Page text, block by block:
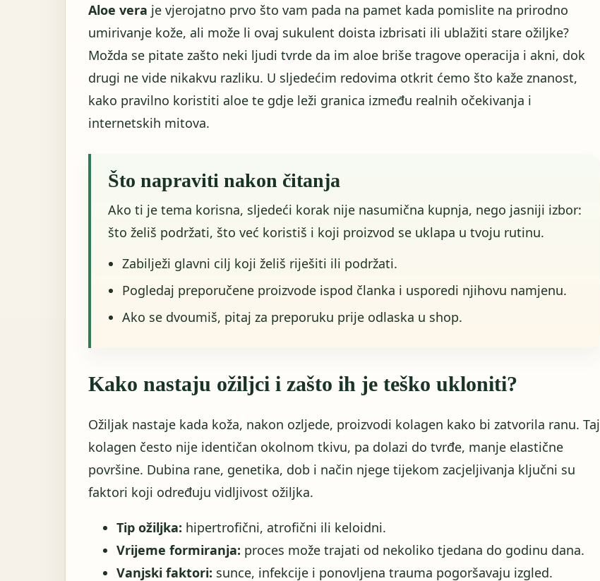
Aloe vera je vjerojatno prvo što vam pada na pamet kada pomislite na prirodno
umirivanje kože, ali može li ovaj sukulent doista izbrisati ili ublažiti stare ožiljke?
Možda se pitate zašto neki ljudi tvrde da im aloe briše tragove operacija i akni, dok
drugi ne vide nikakvu razliku. U sljedećim redovima otkrit ćemo što kaže znanost,
kako pravilno koristiti aloe te gdje leži granica između realnih očekivanja i
internetskih mitova.
Što napraviti nakon čitanja
Ako ti je tema korisna, sljedeći korak nije nasumična kupnja, nego jasniji izbor:
što želiš podržati, što već koristiš i koji proizvod se uklapa u tvoju rutinu.
Zabilježi glavni cilj koji želiš riješiti ili podržati.
Pogledaj preporučene proizvode ispod članka i usporedi njihovu namjenu.
Ako se dvoumiš, pitaj za preporuku prije odlaska u shop.
Kako nastaju ožiljci i zašto ih je teško ukloniti?
Ožiljak nastaje kada koža, nakon ozljede, proizvodi kolagen kako bi zatvorila ranu. Taj
kolagen često nije identičan okolnom tkivu, pa dolazi do tvrđe, manje elastične
površine. Dubina rane, genetika, dob i način njege tijekom zacjeljivanja ključni su
faktori koji određuju vidljivost ožiljka.
Tip ožiljka: hipertrofični, atrofični ili keloidni.
Vrijeme formiranja: proces može trajati od nekoliko tjedana do godinu dana.
Vanjski faktori: sunce, infekcije i ponovljena trauma pogoršavaju izgled.